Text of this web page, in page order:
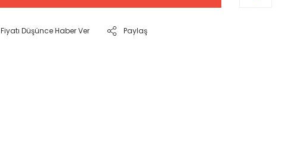
Fiyatı Düşünce Haber Ver Paylaş